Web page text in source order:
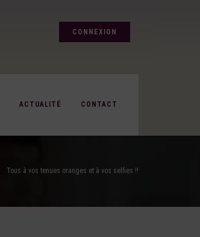
CONNEXION
ACTUALITÉ CONTACT
Tous à vos tenues oranges et à vos selfies !!